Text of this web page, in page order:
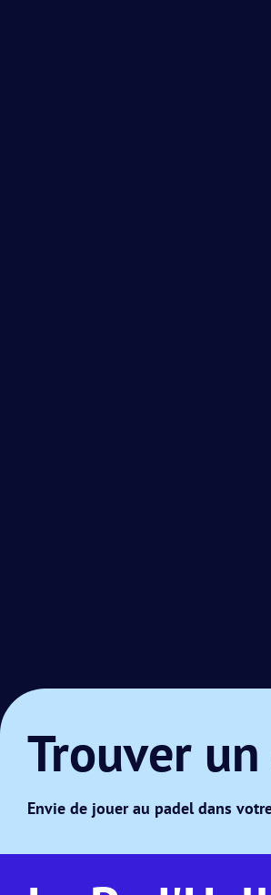
Trouver
Envie de jouer au padel dans